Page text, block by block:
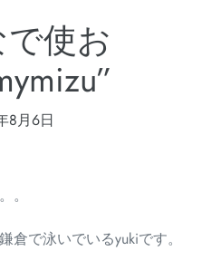
使お
8月6日
。
倉で泳いでいるyukiです。